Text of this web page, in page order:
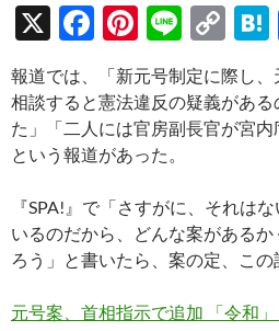
X
F
ac
e
b
o
o
k
Pi
nt
er
es
t
Li
n
e
C
o
p
y
n
k
報道では、「新元号制定に際し
相談すると憲法違反の疑義があ
た」「二人には官房副長官が宮内
という報道があった。
『SPA!』で「さすがに、それは
いるのだから、どんな案がある
ろう」と書いたら、案の定、この
元号案、首相指示で追加 「令和